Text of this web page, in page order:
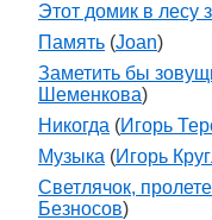
Этот домик в лесу
Память (Joan)
Заметить бы
Шеменкова)
Никогда (Игорь
Музыка (Игорь
Светлячок,
Безносов)